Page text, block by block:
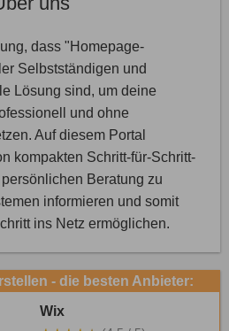
dass "Homepage-
Selbstständigen und
Lösung sind, um deine
und ohne
Auf diesem Portal
kompakten Schritt-für-Schritt-
Beratung zu
informieren und somit
ins Netz ermöglichen.
- die besten Anbieter:
Wix